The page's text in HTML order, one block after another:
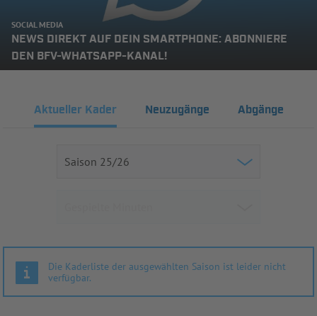
SOCIAL MEDIA
NEWS DIREKT AUF DEIN SMARTPHONE: ABONNIERE
DEN BFV-WHATSAPP-KANAL!
Aktueller Kader Neuzugänge Abgänge
Die Kaderliste der ausgewählten Saison ist leider nicht
verfügbar.